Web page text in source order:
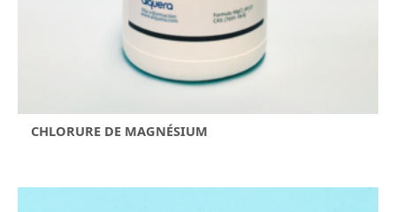
CHLORURE DE MAGNÉSIUM